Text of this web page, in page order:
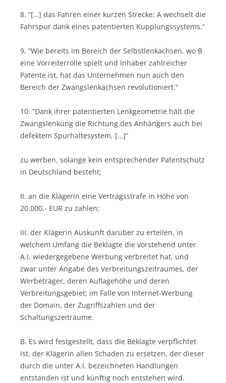
8. “[…] das Fahren einer kurzen Strecke: A wechselt die
Fahrspur dank eines patentierten Kupplungssystems.“
9. “Wie bereits im Bereich der Selbstlenkachsen, wo B
eine Vorreiterrolle spielt und Inhaber zahlreicher
Patente ist, hat das Unternehmen nun auch den
Bereich der Zwangslenkachsen revolutioniert.“
10. “Dank ihrer patentierten Lenkgeometrie hält die
Zwangslenkung die Richtung des Anhängers auch bei
defektem Spurhaltesystem, […]“
zu werben, solange kein entsprechender Patentschutz
in Deutschland besteht;
II. an die Klägerin eine Vertragsstrafe in Höhe von
20.000,- EUR zu zahlen;
III. der Klägerin Auskunft darüber zu erteilen, in
welchem Umfang die Beklagte die vorstehend unter
A.I. wiedergegebene Werbung verbreitet hat, und
zwar unter Angabe des Verbreitungszeitraumes, der
Werbeträger, deren Auflagehöhe und deren
Verbreitungsgebiet; im Falle von Internet-Werbung
der Domain, der Zugriffszahlen und der
Schaltungszeiträume.
B. Es wird festgestellt, dass die Beklagte verpflichtet
ist, der Klägerin allen Schaden zu ersetzen, der dieser
durch die unter A.l. bezeichneten Handlungen
entstanden ist und künftig noch entstehen wird.